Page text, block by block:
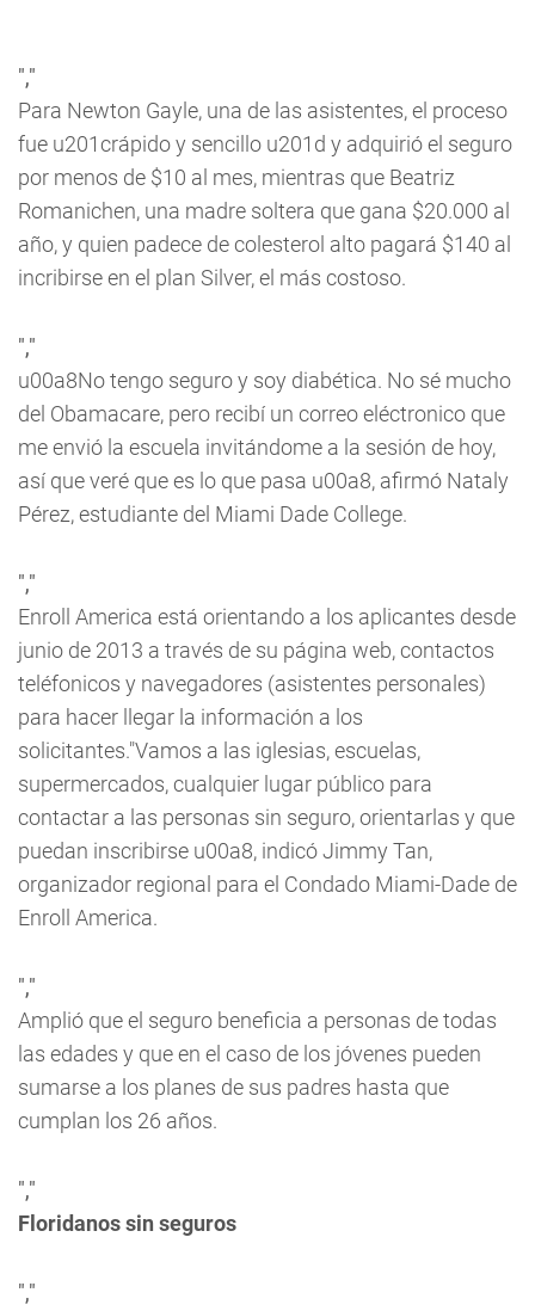
","
Para Newton Gayle, una de las asistentes, el proceso
fue u201crápido y sencillo u201d y adquirió el seguro
por menos de $10 al mes, mientras que Beatriz
Romanichen, una madre soltera que gana $20.000 al
año, y quien padece de colesterol alto pagará $140 al
incribirse en el plan Silver, el más costoso.
","
u00a8No tengo seguro y soy diabética. No sé mucho
del Obamacare, pero recibí un correo eléctronico que
me envió la escuela invitándome a la sesión de hoy,
así que veré que es lo que pasa u00a8, afirmó Nataly
Pérez, estudiante del Miami Dade College.
","
Enroll America está orientando a los aplicantes desde
junio de 2013 a través de su página web, contactos
teléfonicos y navegadores (asistentes personales)
para hacer llegar la información a los
solicitantes."Vamos a las iglesias, escuelas,
supermercados, cualquier lugar público para
contactar a las personas sin seguro, orientarlas y que
puedan inscribirse u00a8, indicó Jimmy Tan,
organizador regional para el Condado Miami-Dade de
Enroll America.
","
Amplió que el seguro beneficia a personas de todas
las edades y que en el caso de los jóvenes pueden
sumarse a los planes de sus padres hasta que
cumplan los 26 años.
","
Floridanos sin seguros
","